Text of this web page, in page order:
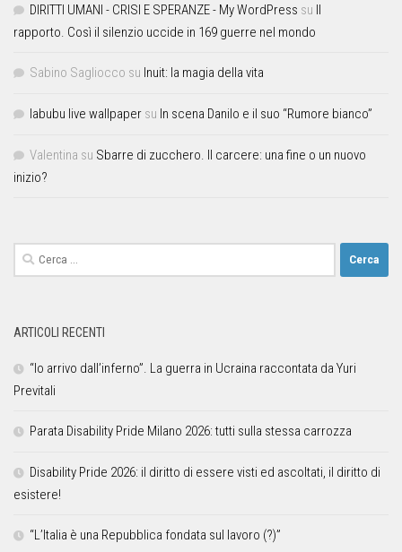
DIRITTI UMANI - CRISI E SPERANZE - My WordPress su Il
rapporto. Così il silenzio uccide in 169 guerre nel mondo
Sabino Sagliocco su Inuit: la magia della vita
labubu live wallpaper su In scena Danilo e il suo “Rumore bianco”
Valentina su Sbarre di zucchero. Il carcere: una fine o un nuovo
inizio?
ARTICOLI RECENTI
“Io arrivo dall’inferno”. La guerra in Ucraina raccontata da Yuri
Previtali
Parata Disability Pride Milano 2026: tutti sulla stessa carrozza
Disability Pride 2026: il diritto di essere visti ed ascoltati, il diritto di
esistere!
“L’Italia è una Repubblica fondata sul lavoro (?)”